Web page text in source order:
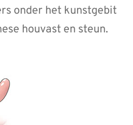
onder het kunstgebit
houvast en steun.